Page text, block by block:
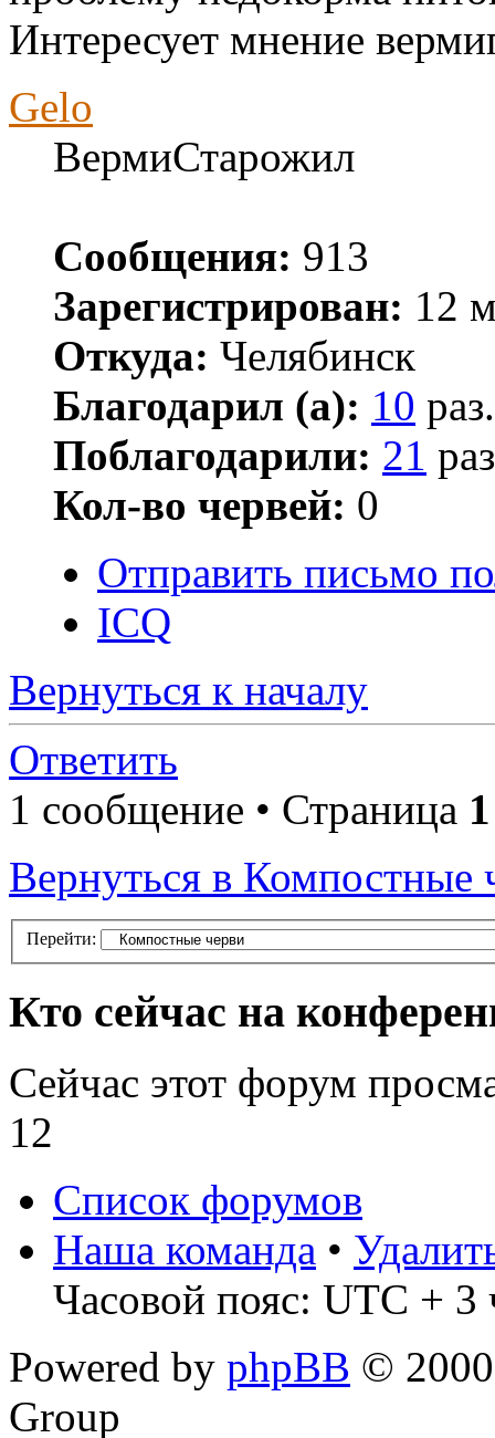
Интересует мнение
Gelo
ВермиСтарожил
Сообщения: 913
Зарегистрирован: 12
Откуда: Челябинск
Благодарил (а): 10 раз.
Поблагодарили: 21
Кол-во червей: 0
Отправить письмо
ICQ
Вернуться к началу
Ответить
1 сообщение • Страница 1
Вернуться в Компостные
Перейти:
Кто сейчас на
Сейчас этот форум
12
Список форумов
Наша команда •
Часовой пояс: UTC + 3
Powered by phpBB ©
Group